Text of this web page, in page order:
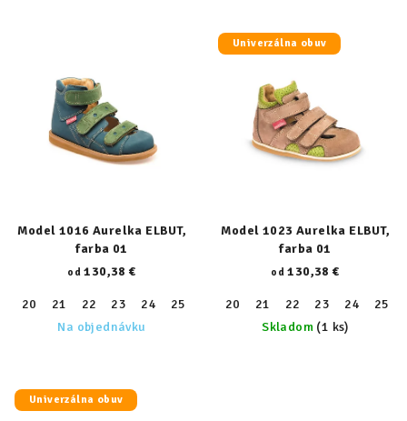
Model 1016 Aurelka ELBUT,
farba 01
od 130,38 €
20 21 22 23 24 25 27 28 29 30 31
32
Na objednávku
Univerzálna obuv
Model 1023 Aurelka ELBUT,
farba 01
od 130,38 €
20 21 22 23 24 25
Skladom (1 ks)
Univerzálna obuv